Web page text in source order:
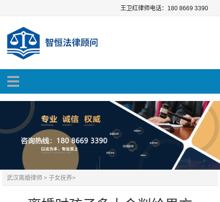
王卫红律师电话：180 8669 3390
武汉离婚律师 >子女抚养>